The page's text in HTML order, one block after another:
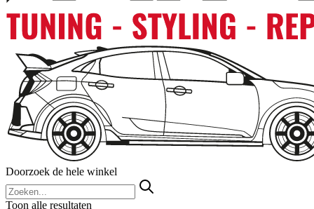
Doorzoek de hele winkel
Toon alle resultaten